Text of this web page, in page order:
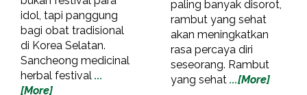
idol, tapi panggung
bagi obat tradisional
di Korea Selatan.
Sancheong medicinal
herbal festival ...
[More]
paling banyak disorot,
rambut yang sehat
akan meningkatkan
rasa percaya diri
seseorang. Rambut
yang sehat ...[More]